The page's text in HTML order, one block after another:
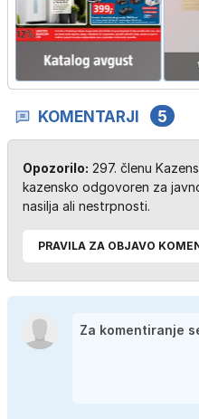
KOMENTARJI 5
Opozorilo: 297. členu
kazensko odgovoren za
nasilja ali nestrpnosti.
PRAVILA ZA OBJAVO